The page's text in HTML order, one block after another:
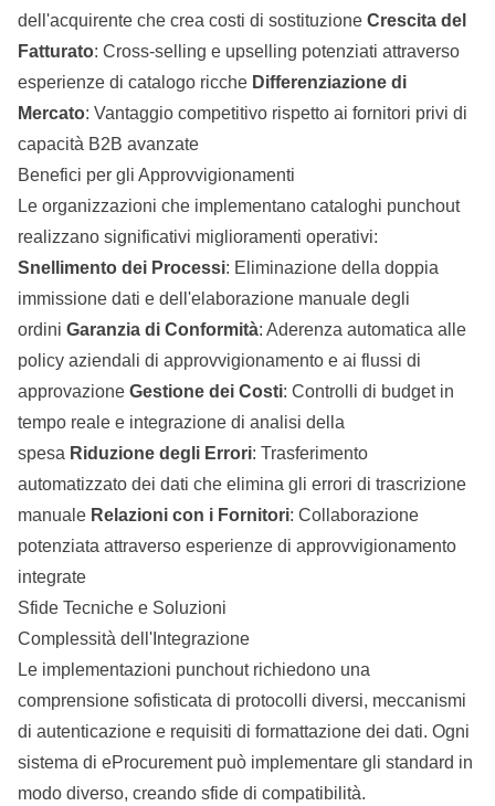
dell'acquirente che crea costi di sostituzione Crescita del
Fatturato: Cross-selling e upselling potenziati attraverso
esperienze di catalogo ricche Differenziazione di
Mercato: Vantaggio competitivo rispetto ai fornitori privi di
capacità B2B avanzate
Benefici per gli Approvvigionamenti
Le organizzazioni che implementano cataloghi punchout
realizzano significativi miglioramenti operativi:
Snellimento dei Processi: Eliminazione della doppia
immissione dati e dell'elaborazione manuale degli
ordini Garanzia di Conformità: Aderenza automatica alle
policy aziendali di approvvigionamento e ai flussi di
approvazione Gestione dei Costi: Controlli di budget in
tempo reale e integrazione di analisi della
spesa Riduzione degli Errori: Trasferimento
automatizzato dei dati che elimina gli errori di trascrizione
manuale Relazioni con i Fornitori: Collaborazione
potenziata attraverso esperienze di approvvigionamento
integrate
Sfide Tecniche e Soluzioni
Complessità dell'Integrazione
Le implementazioni punchout richiedono una
comprensione sofisticata di protocolli diversi, meccanismi
di autenticazione e requisiti di formattazione dei dati. Ogni
sistema di eProcurement può implementare gli standard in
modo diverso, creando sfide di compatibilità.